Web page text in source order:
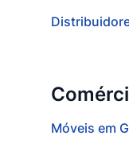
Móveis em